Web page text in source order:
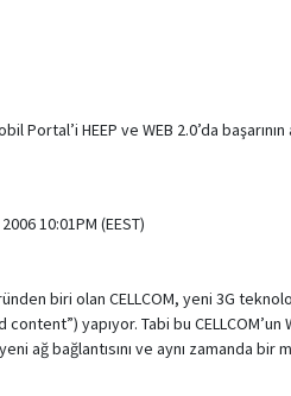
Portal’i HEEP ve WEB 2.0’da başarının
10:01PM (EEST)
biri olan CELLCOM, yeni 3G
yapıyor. Tabi bu
ağ bağlantısını ve aynı zamanda bir